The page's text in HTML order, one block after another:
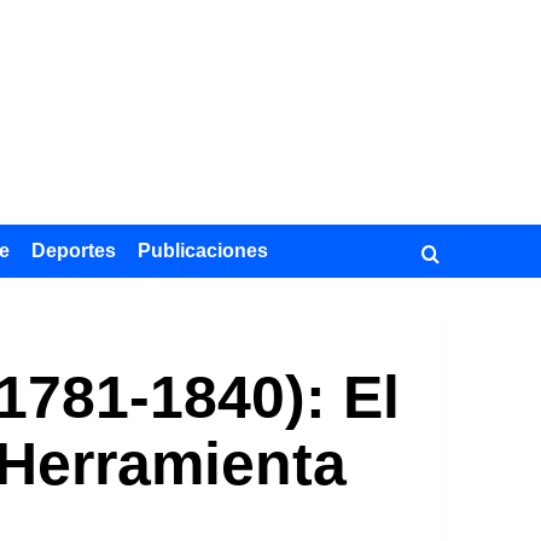
Deportes Publicaciones
1840): El